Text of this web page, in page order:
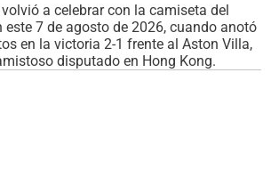
a celebrar con la camiseta del
este 7 de agosto de 2026, cuando anotó
en la victoria 2-1 frente al Aston Villa,
disputado en Hong Kong.